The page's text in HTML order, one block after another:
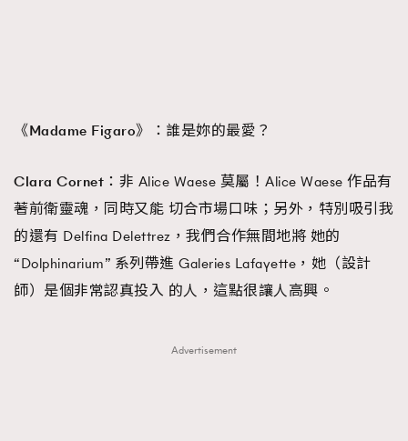
《Madame Figaro》： 誰是妳的最愛？
Clara Cornet： 非 Alice Waese 莫屬！Alice Waese 作品有
著前衛靈魂，同時又能 切合市場口味；另外，特別吸引我
的還有 Delfina Delettrez，我們合作無間地將 她的
“Dolphinarium” 系列帶進 Galeries Lafayette，她（設計
師）是個非常認真投入 的人，這點很讓人高興。
Advertisement